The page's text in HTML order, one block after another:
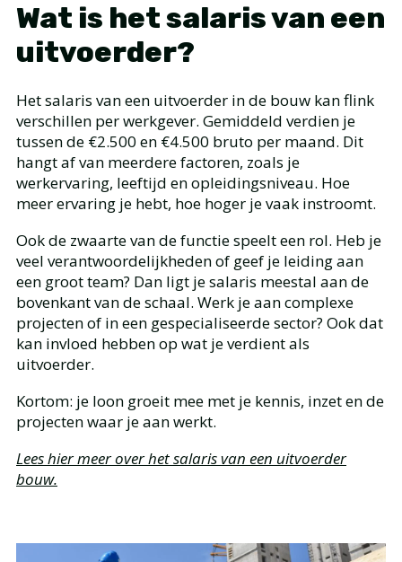
Wat is het salaris van een
uitvoerder?
Het salaris van een uitvoerder in de bouw kan flink
verschillen per werkgever. Gemiddeld verdien je
tussen de €2.500 en €4.500 bruto per maand. Dit
hangt af van meerdere factoren, zoals je
werkervaring, leeftijd en opleidingsniveau. Hoe
meer ervaring je hebt, hoe hoger je vaak instroomt.
Ook de zwaarte van de functie speelt een rol. Heb je
veel verantwoordelijkheden of geef je leiding aan
een groot team? Dan ligt je salaris meestal aan de
bovenkant van de schaal. Werk je aan complexe
projecten of in een gespecialiseerde sector? Ook dat
kan invloed hebben op wat je verdient als
uitvoerder.
Kortom: je loon groeit mee met je kennis, inzet en de
projecten waar je aan werkt.
Lees hier meer over het salaris van een uitvoerder
bouw.